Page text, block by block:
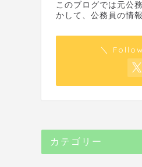
このブログでは元公
かして、公務員の情
＼
カテゴリー